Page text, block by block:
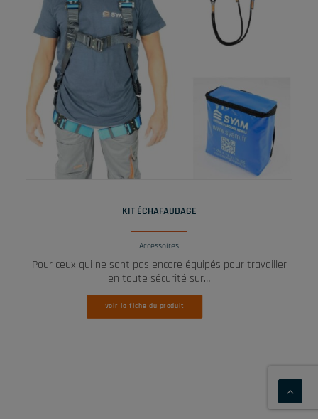
KIT ÉCHAFAUDAGE
Accessoires
Pour ceux qui ne sont pas encore équipés pour travailler
en toute sécurité sur…
Voir la fiche du produit